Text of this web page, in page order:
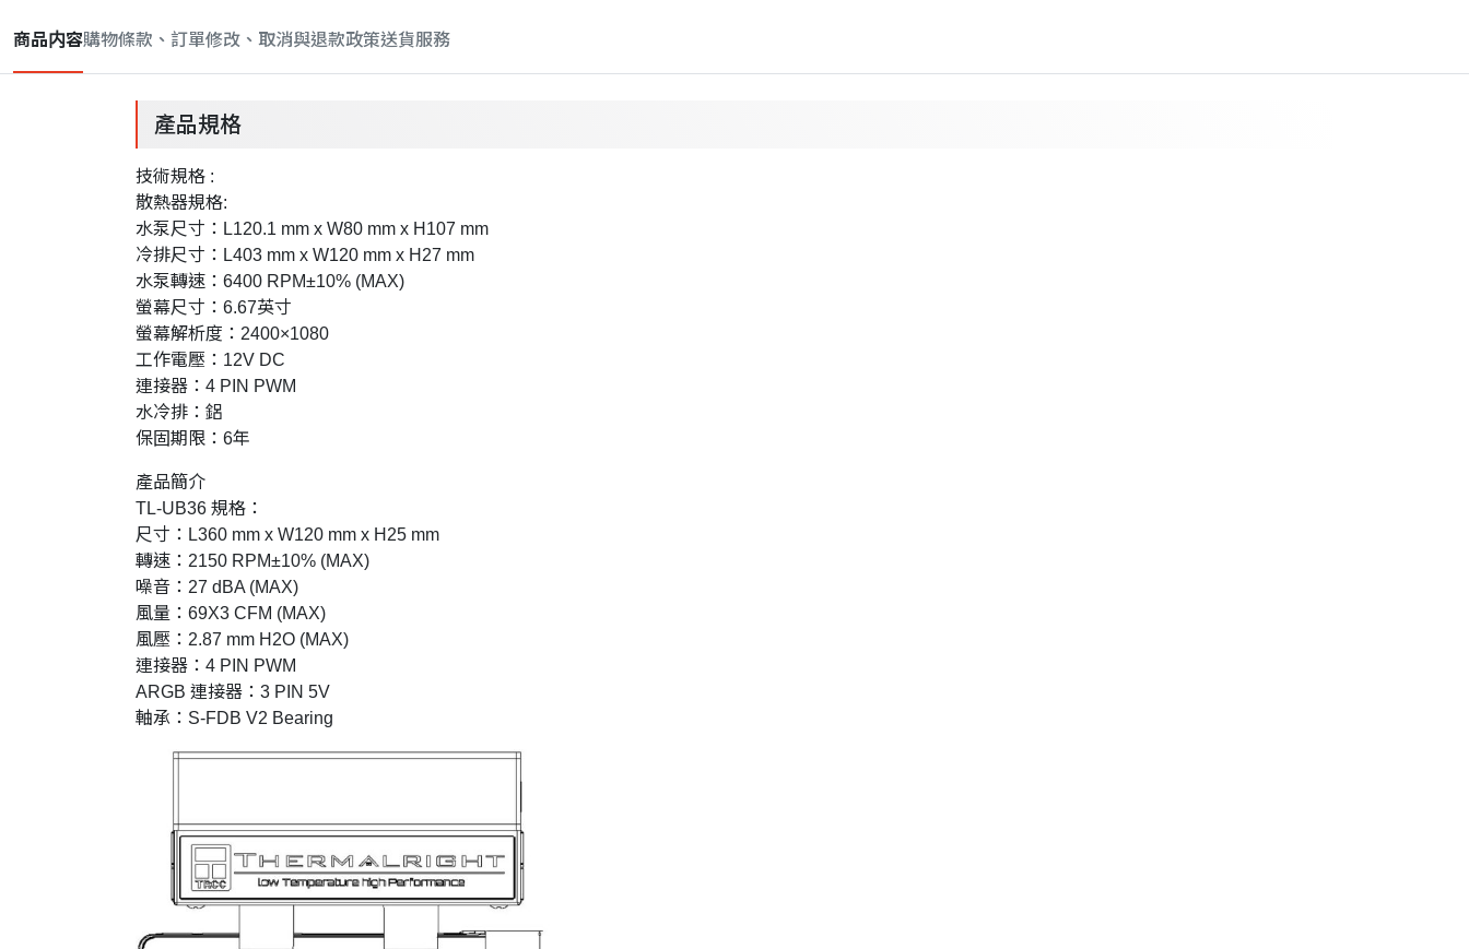
商品内容購物條款、訂單修改、取消與退款政策送貨服務
產品規格
技術規格 :
散熱器規格:
水泵尺寸：L120.1 mm x W80 mm x H107 mm
冷排尺寸：L403 mm x W120 mm x H27 mm
水泵轉速：6400 RPM±10% (MAX)
螢幕尺寸：6.67英寸
螢幕解析度：2400×1080
工作電壓：12V DC
連接器：4 PIN PWM
水冷排：鋁
保固期限：6年
產品簡介
TL-UB36 規格：
尺寸：L360 mm x W120 mm x H25 mm
轉速：2150 RPM±10% (MAX)
噪音：27 dBA (MAX)
風量：69X3 CFM (MAX)
風壓：2.87 mm H2O (MAX)
連接器：4 PIN PWM
ARGB 連接器：3 PIN 5V
軸承：S-FDB V2 Bearing